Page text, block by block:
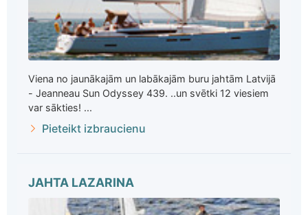
Viena no jaunākajām un labākajām buru jahtām Latvijā
- Jeanneau Sun Odyssey 439. ..un svētki 12 viesiem
var sākties! ...
Pieteikt izbraucienu
JAHTA LAZARINA